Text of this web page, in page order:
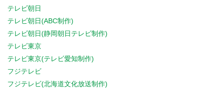
テレビ朝日
テレビ朝日(ABC制作)
テレビ朝日(静岡朝日テレビ制作)
テレビ東京
テレビ東京(テレビ愛知制作)
フジテレビ
フジテレビ(北海道文化放送制作)